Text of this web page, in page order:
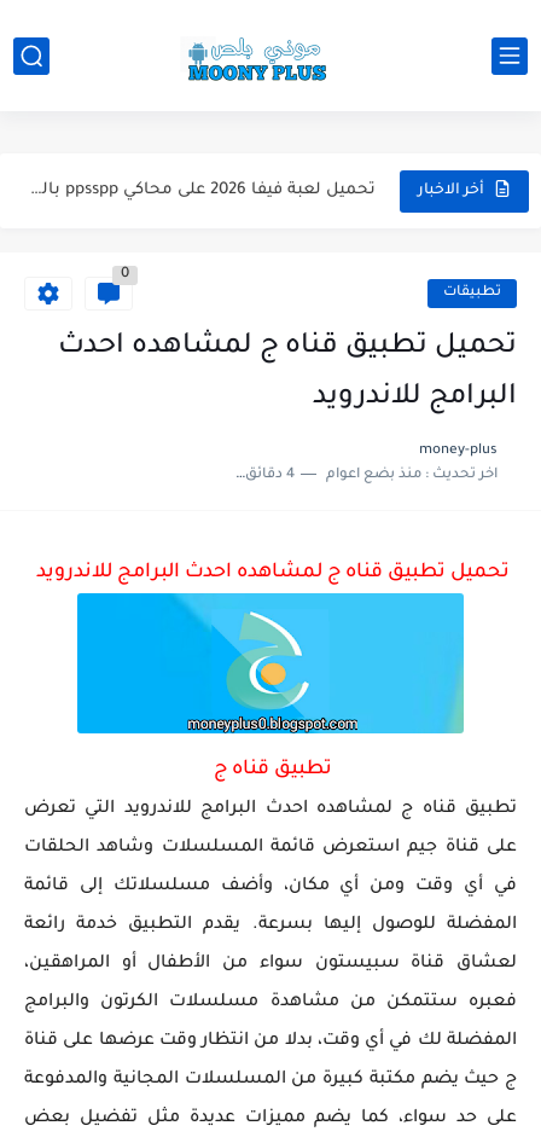
أخر الاخبار تحميل لعبة فيفا 2026 على محاكي ppsspp بالتعليق العربي للاندرويد...
تحميل لعبة بيس 12 مود بيس 2025 للاندرويد آخر الانتقالات...
تحميل لعبة جاتا فايس سيتي مهكرة لعبة GTA Vice City...
تطبيقات
0
تحميل تطبيق قناه ج لمشاهده احدث
البرامج للاندرويد
money-plus
اخر تحديث :منذ بضع اعوام 4 دقائق للقراءة
تحميل تطبيق قناه ج لمشاهده احدث البرامج للاندرويد
تطبيق قناه ج
تطبيق قناه ج لمشاهده احدث البرامج للاندرويد التي تعرض
على قناة جيم استعرض قائمة المسلسلات وشاهد الحلقات
في أي وقت ومن أي مكان، وأضف مسلسلاتك إلى قائمة
المفضلة للوصول إليها بسرعة. يقدم التطبيق خدمة رائعة
لعشاق قناة سبيستون سواء من الأطفال أو المراهقين،
فعبره ستتمكن من مشاهدة مسلسلات الكرتون والبرامج
المفضلة لك في أي وقت، بدلا من انتظار وقت عرضها على قناة
ج حيث يضم مكتبة كبيرة من المسلسلات المجانية والمدفوعة
على حد سواء، كما يضم مميزات عديدة مثل تفضيل بعض